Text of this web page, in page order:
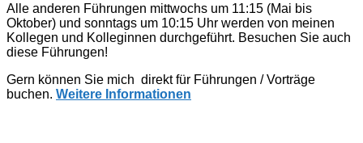
Alle anderen Führungen mittwochs um 11:15 (Mai bis
Oktober) und sonntags um 10:15 Uhr werden von meinen
Kollegen und Kolleginnen durchgeführt. Besuchen Sie auch
diese Führungen!
Gern können Sie mich direkt für Führungen / Vorträge
buchen. Weitere Informationen